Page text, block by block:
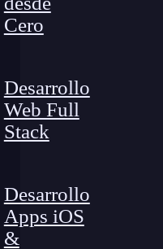
Cero
Desarrollo
Web Full
Stack
Desarrollo
Apps iOS
&